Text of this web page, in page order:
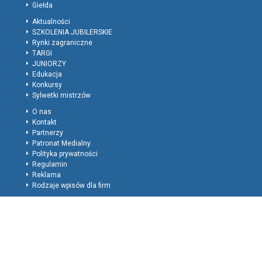
Giełda
Aktualności
SZKOLENIA JUBILERSKIE
Rynki zagraniczne
TARGI
JUNIORZY
Edukacja
Konkursy
Sylwetki mistrzów
O nas
Kontakt
Partnerzy
Patronat Medialny
Polityka prywatności
Regulamin
Reklama
Rodzaje wpisów dla firm